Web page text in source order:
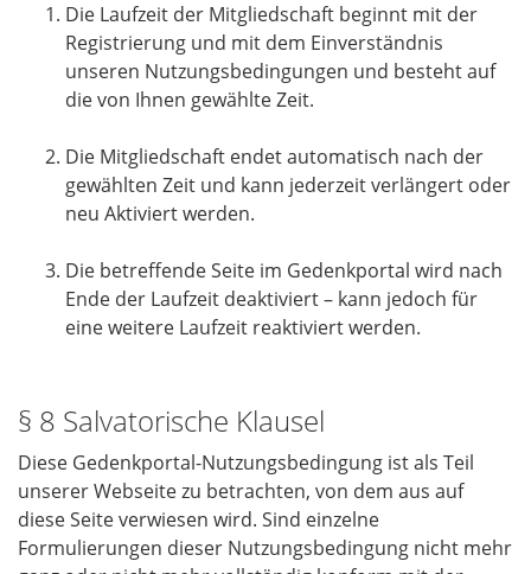
Die Laufzeit der Mitgliedschaft beginnt mit der
Registrierung und mit dem Einverständnis
unseren Nutzungsbedingungen und besteht auf
die von Ihnen gewählte Zeit.
Die Mitgliedschaft endet automatisch nach der
gewählten Zeit und kann jederzeit verlängert oder
neu Aktiviert werden.
Die betreffende Seite im Gedenkportal wird nach
Ende der Laufzeit deaktiviert – kann jedoch für
eine weitere Laufzeit reaktiviert werden.
§ 8 Salvatorische Klausel
Diese Gedenkportal-Nutzungsbedingung ist als Teil
unserer Webseite zu betrachten, von dem aus auf
diese Seite verwiesen wird. Sind einzelne
Formulierungen dieser Nutzungsbedingung nicht mehr